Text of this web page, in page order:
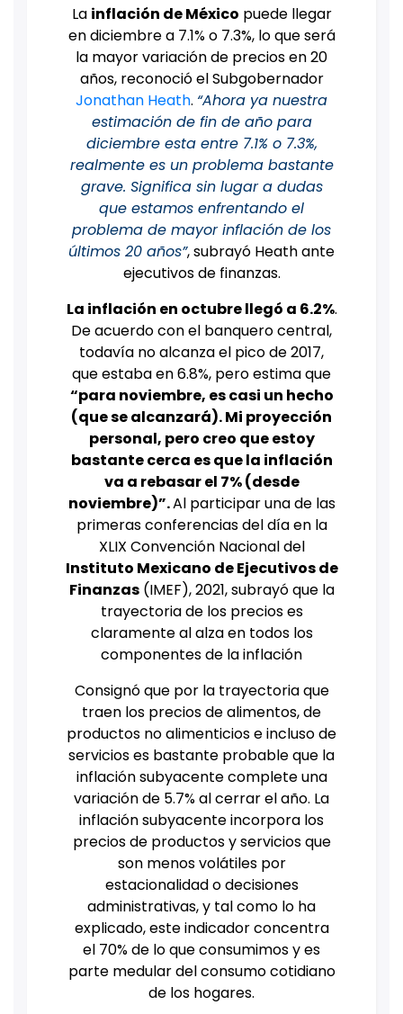
La inflación de México puede llegar
en diciembre a 7.1% o 7.3%, lo que será
la mayor variación de precios en 20
años, reconoció el Subgobernador
Jonathan Heath. “Ahora ya nuestra
estimación de fin de año para
diciembre esta entre 7.1% o 7.3%,
realmente es un problema bastante
grave. Significa sin lugar a dudas
que estamos enfrentando el
problema de mayor inflación de los
últimos 20 años”, subrayó Heath ante
ejecutivos de finanzas.
La inflación en octubre llegó a 6.2%.
De acuerdo con el banquero central,
todavía no alcanza el pico de 2017,
que estaba en 6.8%, pero estima que
“para noviembre, es casi un hecho
(que se alcanzará). Mi proyección
personal, pero creo que estoy
bastante cerca es que la inflación
va a rebasar el 7% (desde
noviembre)”.Al participar una de las
primeras conferencias del día en la
XLIX Convención Nacional del
Instituto Mexicano de Ejecutivos de
Finanzas(IMEF), 2021, subrayó que la
trayectoria de los precios es
claramente al alza en todos los
componentes de la inflación
Consignó que por la trayectoria que
traen los precios de alimentos, de
productos no alimenticios e incluso de
servicios es bastante probable que la
inflación subyacente complete una
variación de 5.7% al cerrar el año. La
inflación subyacente incorpora los
precios de productos y servicios que
son menos volátiles por
estacionalidad o decisiones
administrativas, y tal como lo ha
explicado, este indicador concentra
el 70% de lo que consumimos y es
parte medular del consumo cotidiano
de los hogares.